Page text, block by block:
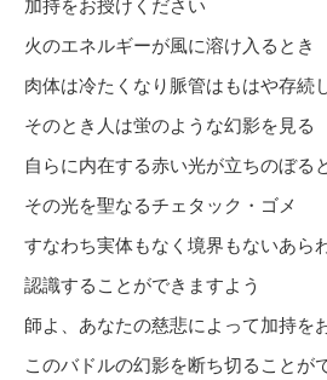
加持をお授けください
火のエネルギーが風に溶け入るとき
肉体は冷たくなり脈管はもはや存続
そのとき人は蛍のような幻影を見る
自らに内在する赤い光が立ちのぼる
その光を聖なるチェタック・ゴメ
すなわち実体もなく境界もないあら
認識することができますよう
師よ、あなたの慈悲によって加持を
このバドルの幻影を断ち切ることが